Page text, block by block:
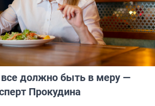
должно быть в меру —
Прокудина